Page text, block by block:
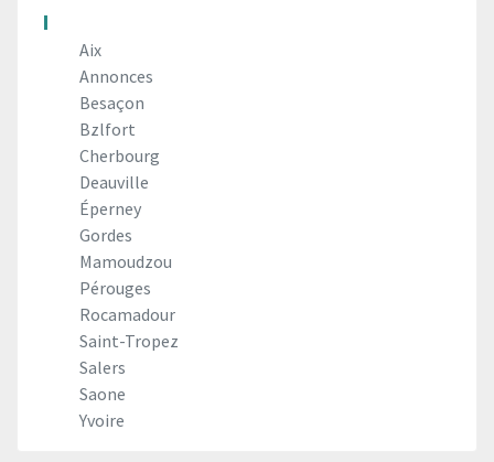
Aix
Annonces
Besaçon
Bzlfort
Cherbourg
Deauville
Éperney
Gordes
Mamoudzou
Pérouges
Rocamadour
Saint-Tropez
Salers
Saone
Yvoire